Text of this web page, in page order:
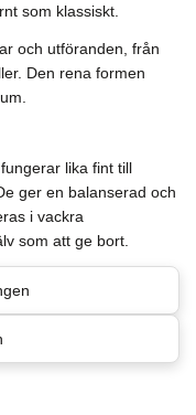
som klassiskt.
och utföranden, från
Den rena formen
lika fint till
ger en balanserad och
i vackra
som att ge bort.